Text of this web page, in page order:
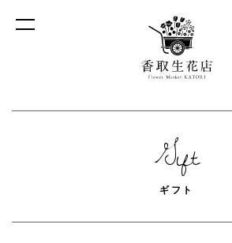
Gift
ギフト